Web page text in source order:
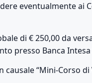
eventualmente ai
di € 250,00 da
presso Banca Intesa
“Mini-Corso di